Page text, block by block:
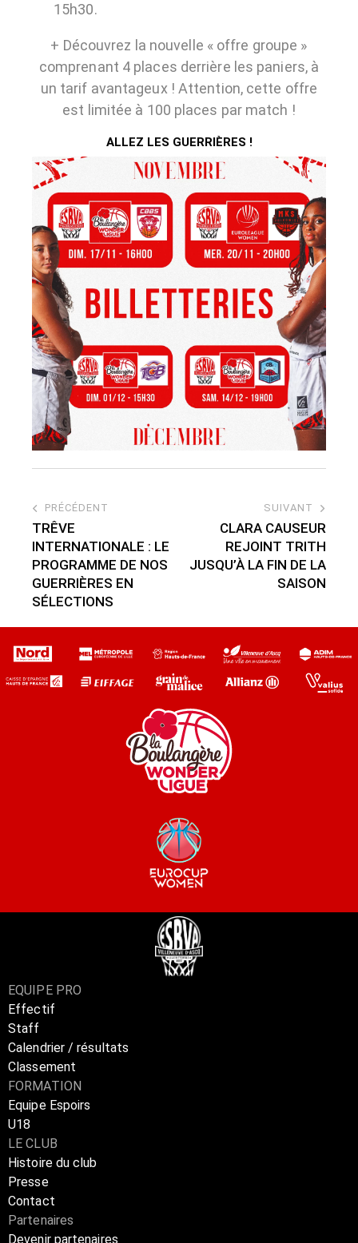
15h30.
+ Découvrez la nouvelle « offre groupe »
comprenant 4 places derrière les paniers, à
un tarif avantageux ! Attention, cette offre
est limitée à 100 places par match !
ALLEZ LES GUERRIÈRES !
PRÉCÉDENT
TRÊVE
INTERNATIONALE : LE
PROGRAMME DE NOS
GUERRIÈRES EN
SÉLECTIONS
SUIVANT
CLARA CAUSEUR
REJOINT TRITH
JUSQU’À LA FIN DE LA
SAISON
EQUIPE PRO
Effectif
Staff
Calendrier / résultats
Classement
FORMATION
Equipe Espoirs
U18
LE CLUB
Histoire du club
Presse
Contact
Partenaires
Devenir partenaires